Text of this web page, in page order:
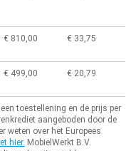
€ 810,00 € 33,75
€ 499,00 € 20,79
toestellening en de prijs per
aangeboden door de
weten over het Europees
hier. MobielWerkt B.V.